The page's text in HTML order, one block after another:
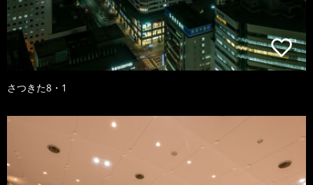
さつきた8・1